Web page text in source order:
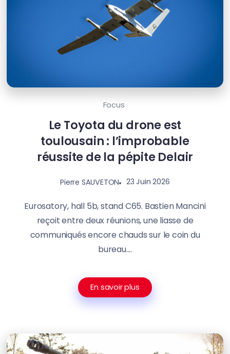
Focus
Le Toyota du drone est
toulousain : l’improbable
réussite de la pépite Delair
Pierre SAUVETON 23 Juin 2026
Eurosatory, hall 5b, stand C65. Bastien Mancini
reçoit entre deux réunions, une liasse de
communiqués encore chauds sur le coin du
bureau....
En savoir plus